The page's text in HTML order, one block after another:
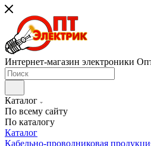
Интернет-магазин электроники
Каталог
По всему сайту
По каталогу
Каталог
Кабельно-проводниковая